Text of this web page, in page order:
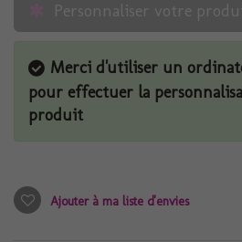
Personnaliser votre
Merci d'utiliser un
pour effectuer la
produit
Ajouter à ma liste d'envies